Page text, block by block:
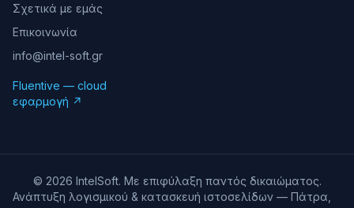
Σχετικά με εμάς
Επικοινωνία
info@intel-soft.gr
Fluentive — cloud
εφαρμογή ↗
© 2026 IntelSoft. Με επιφύλαξη παντός δικαιώματος.
Ανάπτυξη λογισμικού & κατασκευή ιστοσελίδων — Πάτρα,